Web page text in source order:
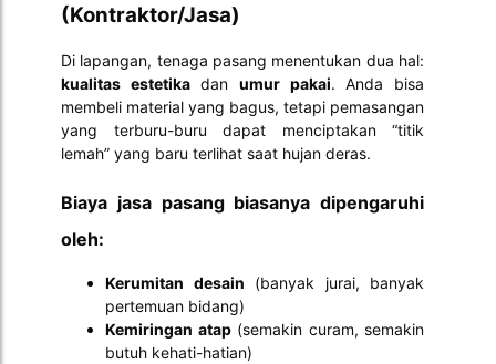
(Kontraktor/Jasa)
Di lapangan, tenaga pasang menentukan dua hal:
kualitas estetikadanumur pakai. Anda bisa
membeli material yang bagus, tetapi pemasangan
yang terburu-buru dapat menciptakan “titik
lemah” yang baru terlihat saat hujan deras.
Biaya jasa pasang biasanya dipengaruhi
oleh:
Kerumitan desain (banyak jurai, banyak
pertemuan bidang)
Kemiringan atap(semakin curam, semakin
butuh kehati-hatian)